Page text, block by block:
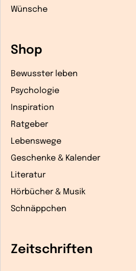
Wünsche
Shop
Bewusster leben
Psychologie
Inspiration
Ratgeber
Lebenswege
Geschenke & Kalender
Literatur
Hörbücher & Musik
Schnäppchen
Zeitschriften